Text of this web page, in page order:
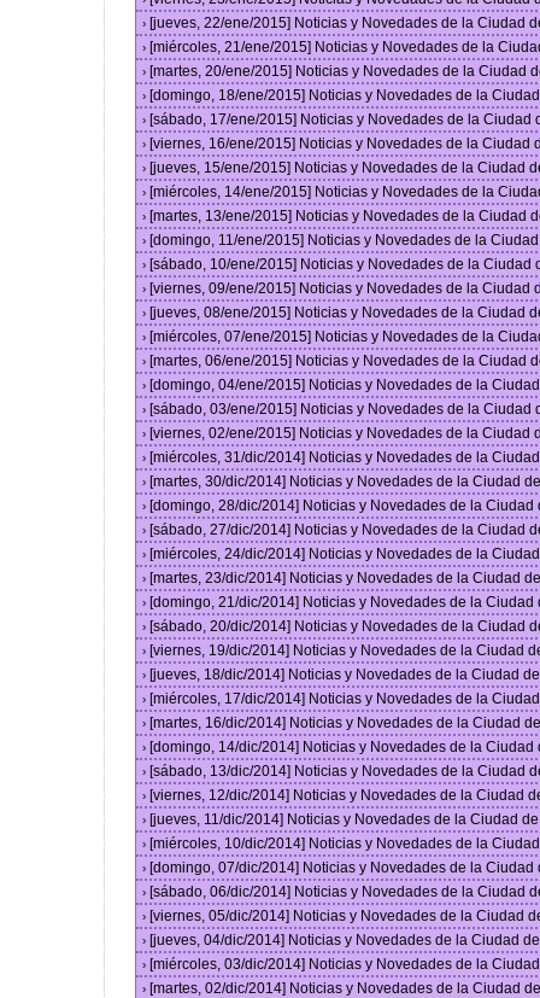
› [jueves, 22/ene/2015] Noticias y Novedades de la Ciudad
› [miércoles, 21/ene/2015] Noticias y Novedades de la
› [martes, 20/ene/2015] Noticias y Novedades de la Ciudad
› [domingo, 18/ene/2015] Noticias y Novedades de la
› [sábado, 17/ene/2015] Noticias y Novedades de la Ciudad
› [viernes, 16/ene/2015] Noticias y Novedades de la Ciudad
› [jueves, 15/ene/2015] Noticias y Novedades de la Ciudad
› [miércoles, 14/ene/2015] Noticias y Novedades de la
› [martes, 13/ene/2015] Noticias y Novedades de la Ciudad
› [domingo, 11/ene/2015] Noticias y Novedades de la
› [sábado, 10/ene/2015] Noticias y Novedades de la Ciudad
› [viernes, 09/ene/2015] Noticias y Novedades de la Ciudad
› [jueves, 08/ene/2015] Noticias y Novedades de la Ciudad
› [miércoles, 07/ene/2015] Noticias y Novedades de la
› [martes, 06/ene/2015] Noticias y Novedades de la Ciudad
› [domingo, 04/ene/2015] Noticias y Novedades de la
› [sábado, 03/ene/2015] Noticias y Novedades de la Ciudad
› [viernes, 02/ene/2015] Noticias y Novedades de la Ciudad
› [miércoles, 31/dic/2014] Noticias y Novedades de la
› [martes, 30/dic/2014] Noticias y Novedades de la Ciudad
› [domingo, 28/dic/2014] Noticias y Novedades de la
› [sábado, 27/dic/2014] Noticias y Novedades de la Ciudad
› [miércoles, 24/dic/2014] Noticias y Novedades de la
› [martes, 23/dic/2014] Noticias y Novedades de la Ciudad
› [domingo, 21/dic/2014] Noticias y Novedades de la
› [sábado, 20/dic/2014] Noticias y Novedades de la Ciudad
› [viernes, 19/dic/2014] Noticias y Novedades de la Ciudad
› [jueves, 18/dic/2014] Noticias y Novedades de la Ciudad
› [miércoles, 17/dic/2014] Noticias y Novedades de la
› [martes, 16/dic/2014] Noticias y Novedades de la Ciudad
› [domingo, 14/dic/2014] Noticias y Novedades de la
› [sábado, 13/dic/2014] Noticias y Novedades de la Ciudad
› [viernes, 12/dic/2014] Noticias y Novedades de la Ciudad
› [jueves, 11/dic/2014] Noticias y Novedades de la Ciudad
› [miércoles, 10/dic/2014] Noticias y Novedades de la
› [domingo, 07/dic/2014] Noticias y Novedades de la
› [sábado, 06/dic/2014] Noticias y Novedades de la Ciudad
› [viernes, 05/dic/2014] Noticias y Novedades de la Ciudad
› [jueves, 04/dic/2014] Noticias y Novedades de la Ciudad
› [miércoles, 03/dic/2014] Noticias y Novedades de la
› [martes, 02/dic/2014] Noticias y Novedades de la Ciudad